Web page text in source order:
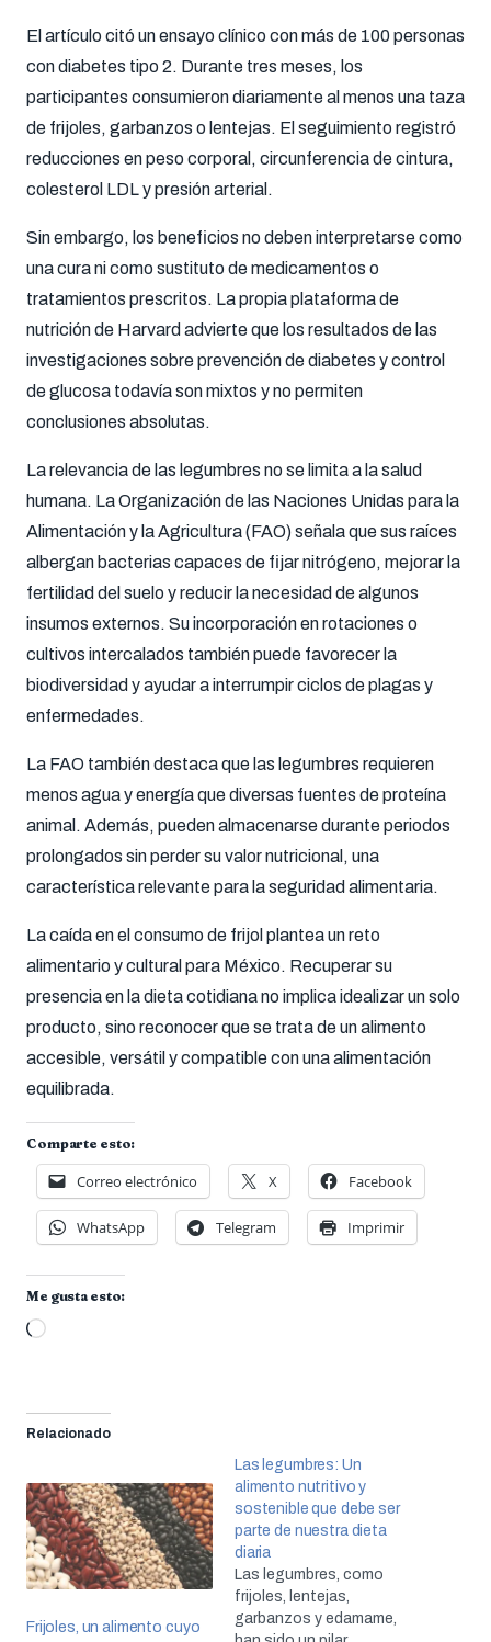
El artículo citó un ensayo clínico con más de 100 personas
con diabetes tipo 2. Durante tres meses, los
participantes consumieron diariamente al menos una taza
de frijoles, garbanzos o lentejas. El seguimiento registró
reducciones en peso corporal, circunferencia de cintura,
colesterol LDL y presión arterial.
Sin embargo, los beneficios no deben interpretarse como
una cura ni como sustituto de medicamentos o
tratamientos prescritos. La propia plataforma de
nutrición de Harvard advierte que los resultados de las
investigaciones sobre prevención de diabetes y control
de glucosa todavía son mixtos y no permiten
conclusiones absolutas.
La relevancia de las legumbres no se limita a la salud
humana. La Organización de las Naciones Unidas para la
Alimentación y la Agricultura (FAO) señala que sus raíces
albergan bacterias capaces de fijar nitrógeno, mejorar la
fertilidad del suelo y reducir la necesidad de algunos
insumos externos. Su incorporación en rotaciones o
cultivos intercalados también puede favorecer la
biodiversidad y ayudar a interrumpir ciclos de plagas y
enfermedades.
La FAO también destaca que las legumbres requieren
menos agua y energía que diversas fuentes de proteína
animal. Además, pueden almacenarse durante periodos
prolongados sin perder su valor nutricional, una
característica relevante para la seguridad alimentaria.
La caída en el consumo de frijol plantea un reto
alimentario y cultural para México. Recuperar su
presencia en la dieta cotidiana no implica idealizar un solo
producto, sino reconocer que se trata de un alimento
accesible, versátil y compatible con una alimentación
equilibrada.
Comparte esto:
Correo electrónico X Facebook
WhatsApp Telegram Imprimir
Me gusta esto:
Cargando...
Relacionado
Frijoles, un alimento cuyo
Las legumbres: Un
alimento nutritivo y
sostenible que debe ser
parte de nuestra dieta
diaria
Las legumbres, como
frijoles, lentejas,
garbanzos y edamame,